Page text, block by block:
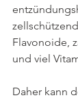
Flavonoide,
und viel
Daher kann